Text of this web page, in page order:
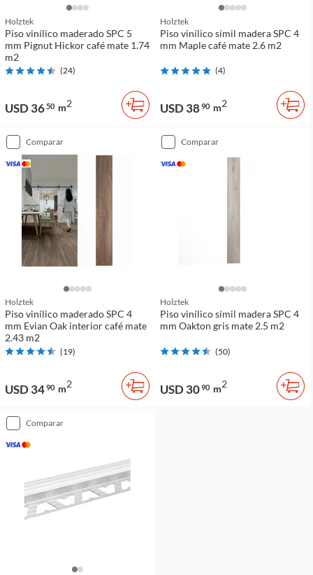
Holztek
Piso vinílico maderado SPC 5
mm Pignut Hickor café mate 1.74
m2
(24)
USD 3650 m2
Holztek
Piso vinílico símil madera SPC 4
mm Maple café mate 2.6 m2
(4)
USD 3890 m2
comparar
Holztek
Piso vinílico maderado SPC 4
mm Evian Oak interior café mate
2.43 m2
(19)
USD 3490 m2
comparar
Holztek
Piso vinílico símil madera SPC 4
mm Oakton gris mate 2.5 m2
(50)
USD 3090 m2
comparar